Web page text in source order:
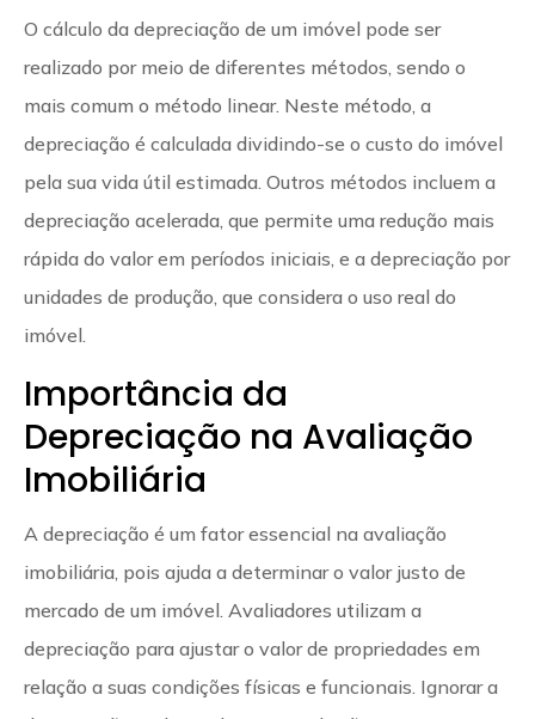
O cálculo da depreciação de um imóvel pode ser
realizado por meio de diferentes métodos, sendo o
mais comum o método linear. Neste método, a
depreciação é calculada dividindo-se o custo do imóvel
pela sua vida útil estimada. Outros métodos incluem a
depreciação acelerada, que permite uma redução mais
rápida do valor em períodos iniciais, e a depreciação por
unidades de produção, que considera o uso real do
imóvel.
Importância da
Depreciação na Avaliação
Imobiliária
A depreciação é um fator essencial na avaliação
imobiliária, pois ajuda a determinar o valor justo de
mercado de um imóvel. Avaliadores utilizam a
depreciação para ajustar o valor de propriedades em
relação a suas condições físicas e funcionais. Ignorar a